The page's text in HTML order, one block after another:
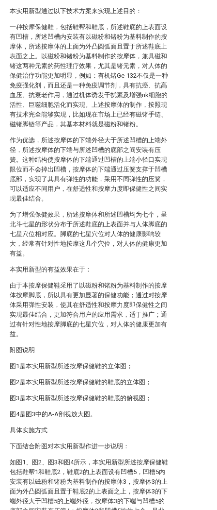
本实用新型通过以下技术方案来实现上述目的：
一种按摩保健鞋，包括鞋帮和鞋底，所述鞋底的上表面设
有凹槽，所述凹槽内安装有以磁粉和锗粉为基料制作的按
摩体，所述按摩体的上面为外凸圆弧面且置于所述鞋底上
表面之上。以磁粉和锗粉为基料制作的按摩体，兼具磁和
锗这两种元素的药性理疗效果，尤其是锗元素，对人体的
保健治疗功能更加明显，例如：有机锗Ge-132不仅是一种
免疫强化剂，而且还是一种免疫调节剂，具有抗癌、抗高
血压、抗衰老作用，通过机体诱发干扰素及增强nk细胞的
活性、巨噬细胞活化而实现。上述按摩体的制作，按照现
有技术完全能够实现，比如现在市场上已经有磁锗手链、
磁锗脚链等产品，其基本材料就是磁粉和锗粉。
作为优选，所述按摩体的下端外径大于所述凹槽的上端外
径，所述按摩体的下端与所述凹槽的底部之间安装有压
簧。这种结构使按摩体的下端通过凹槽的上端小径口实现
限位而不会掉出凹槽，按摩体的下端通过压簧支撑于凹槽
底部，实现了其具有弹性的功能，采用不同弹性的压簧，
可以适应不同用户，在舒适性和按摩力度即保健性之间实
现最佳结合。
为了增强保健效果，所述按摩体和所述凹槽均为七个，呈
北斗七星的形状分布于所述鞋底的上表面并与人体脚底的
七星穴位相对应。脚底的七星穴位对人体的健康影响较
大，经常有针对性地按摩这几个穴位，对人体的健康更加
有益。
本实用新型的有益效果在于：
由于本按摩保健鞋采用了以磁粉和锗粉为基料制作的按摩
体按摩脚底，所以具有更加显著的保健功能；通过对按摩
体采用弹性安装，使其在舒适性和按摩力度即保健性之间
实现最佳结合，更加符合用户的应用需求，适于推广；通
过有针对性地按摩脚底的七星穴位，对人体的健康更加有
益。
附图说明
图1是本实用新型所述按摩保健鞋的立体图；
图2是本实用新型所述按摩保健鞋的鞋底的立体图；
图3是本实用新型所述按摩保健鞋的鞋底的俯视图；
图4是图3中的A-A剖视放大图。
具体实施方式
下面结合附图对本实用新型作进一步说明：
如图1、图2、图3和图4所示，本实用新型所述按摩保健鞋
包括鞋帮1和鞋底2，鞋底2的上表面设有凹槽5，凹槽5内
安装有以磁粉和锗粉为基料制作的按摩体3，按摩体3的上
面为外凸圆弧面且置于鞋底2的上表面之上，按摩体3的下
端外径大于凹槽5的上端外径，按摩体3的下端与凹槽5的